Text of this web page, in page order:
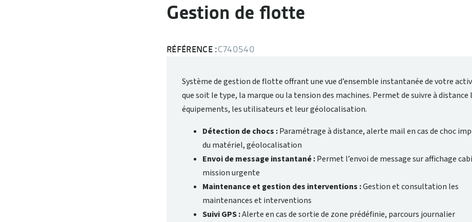
Gestion de flotte
RÉFÉRENCE :C740540
Système de gestion de flotte offrant une vue d’ensemble instantanée de votre
que soit le type, la marque ou la tension des machines. Permet de suivre à distance
équipements, les utilisateurs et leur géolocalisation.
Détection de chocs :Paramétrage à distance, alerte mail en cas de choc
du matériel, géolocalisation
Envoi de message instantané :Permet l’envoi de message sur affichage
mission urgente
Maintenance et gestion des interventions :Gestion et consultation les
maintenances et interventions
Suivi GPS :Alerte en cas de sortie de zone prédéfinie, parcours journalier